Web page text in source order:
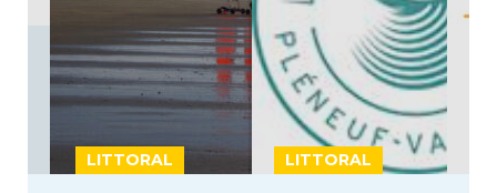
LITTORAL LITTORAL